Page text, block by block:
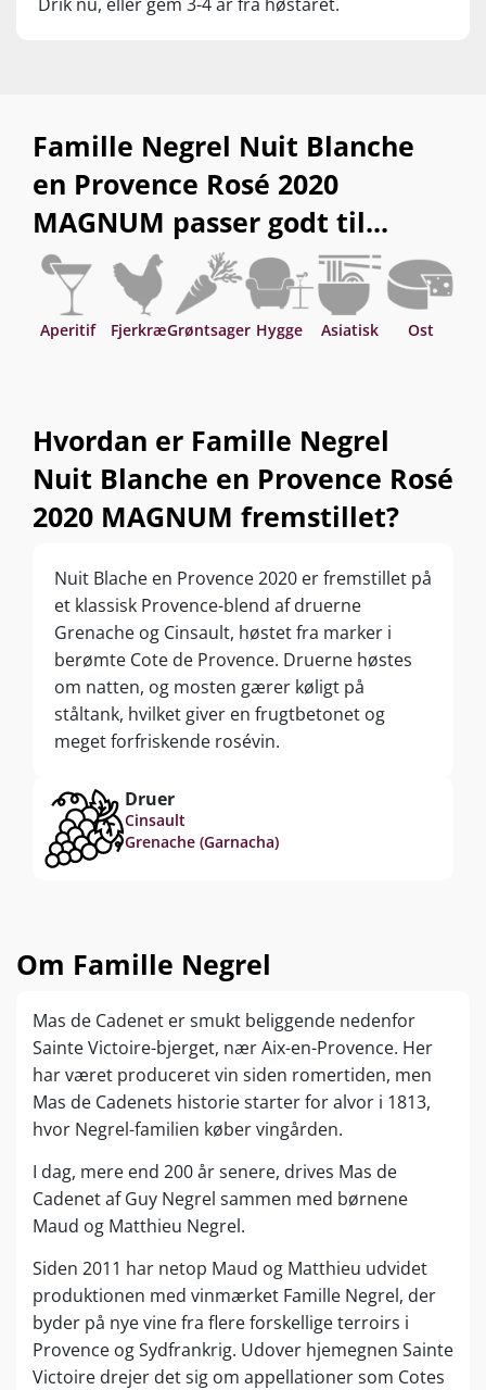
Famille Negrel Nuit Blanche
en Provence Rosé 2020
MAGNUM passer godt til...
Aperitif FjerkræGrøntsager Hygge Asiatisk Ost
Hvordan er Famille Negrel
Nuit Blanche en Provence Rosé
2020 MAGNUM fremstillet?
Nuit Blache en Provence 2020 er fremstillet på
et klassisk Provence-blend af druerne
Grenache og Cinsault, høstet fra marker i
berømte Cote de Provence. Druerne høstes
om natten, og mosten gærer køligt på
ståltank, hvilket giver en frugtbetonet og
meget forfriskende rosévin.
Druer
Cinsault
Grenache (Garnacha)
Om Famille Negrel
Mas de Cadenet er smukt beliggende nedenfor
Sainte Victoire-bjerget, nær Aix-en-Provence. Her
har været produceret vin siden romertiden, men
Mas de Cadenets historie starter for alvor i 1813,
hvor Negrel-familien køber vingården.
I dag, mere end 200 år senere, drives Mas de
Cadenet af Guy Negrel sammen med børnene
Maud og Matthieu Negrel.
Siden 2011 har netop Maud og Matthieu udvidet
produktionen med vinmærket Famille Negrel, der
byder på nye vine fra flere forskellige terroirs i
Provence og Sydfrankrig. Udover hjemegnen Sainte
Victoire drejer det sig om appellationer som Cotes